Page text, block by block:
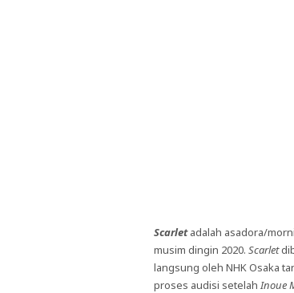
Scarletadalah asadora/
musim dingin 2020. Scarlet
langsung oleh NHK Osaka
proses audisi setelah Inoue